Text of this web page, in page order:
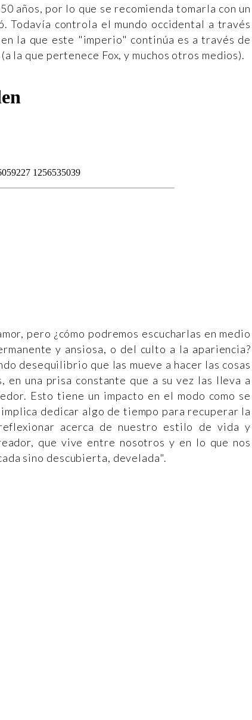
años, por lo que se recomienda tomarla con un
Todavía controla el mundo occidental a través
la que este "imperio" continúa es a través de
la que pertenece Fox, y muchos otros medios).
pero ¿cómo podremos escucharlas en medio
y ansiosa, o del culto a la apariencia?
desequilibrio que las mueve a hacer las cosas
en una prisa constante que a su vez las lleva a
Esto tiene un impacto en el modo como se
dedicar algo de tiempo para recuperar la
acerca de nuestro estilo de vida y
que vive entre nosotros y en lo que nos
sino descubierta, develada".